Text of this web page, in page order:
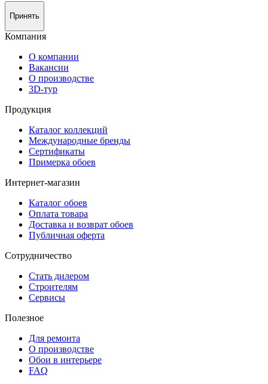
Принять
Компания
О компании
Вакансии
О производстве
3D-тур
Продукция
Каталог коллекций
Международные бренды
Сертификаты
Примерка обоев
Интернет-магазин
Каталог обоев
Оплата товара
Доставка и возврат обоев
Публичная оферта
Сотрудничество
Стать дилером
Строителям
Сервисы
Полезное
Для ремонта
О производстве
Обои в интерьере
FAQ